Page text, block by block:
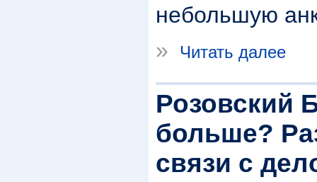
небольшую
»
Читать далее
Розовский
больше?
связи с